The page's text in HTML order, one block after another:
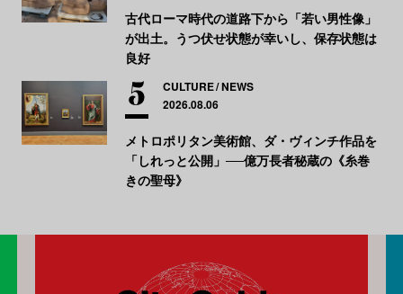
古代ローマ時代の道路下から「若い男性像」
が出土。うつ伏せ状態が幸いし、保存状態は
良好
CULTURE NEWS
2026.08.06
メトロポリタン美術館、ダ・ヴィンチ作品を
「しれっと公開」──億万長者秘蔵の《糸巻
きの聖母》